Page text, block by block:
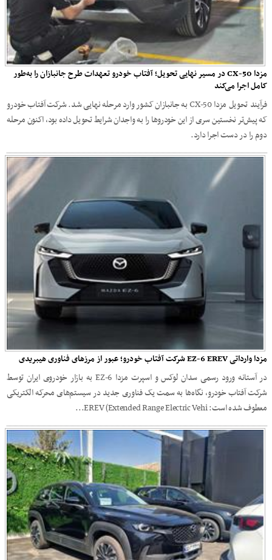
مزدا CX-50 در مسیر نهایی تحویل؛ آفتاب خودرو تعهدات طرح جانبازان را به‌طور
کامل اجرا می‌کند
فرآیند تحویل مزدا CX-50 به جانبازان کشور وارد مرحله نهایی شد. شرکت آفتاب خودرو
که پیش‌تر نخستین سری از این خودروها را به واجدان شرایط تحویل داده بود، اکنون مرحله
دوم را در دست اجرا دارد.
مزدا وارداتی EZ-6 EREV شرکت آفتاب خودرو؛ عبور از مرزهای فناوری هیبریدی
در آستانه ورود رسمی سدان لوکس و اسپرت مزدا EZ-6 به بازار خودروی ایران توسط
شرکت آفتاب خودرو، نگاه‌ها به سمت یک فناوری جدید در سیستم‌های محرکه الکتریکی
معطوف شده است: EREV (Extended Range Electric Vehi...